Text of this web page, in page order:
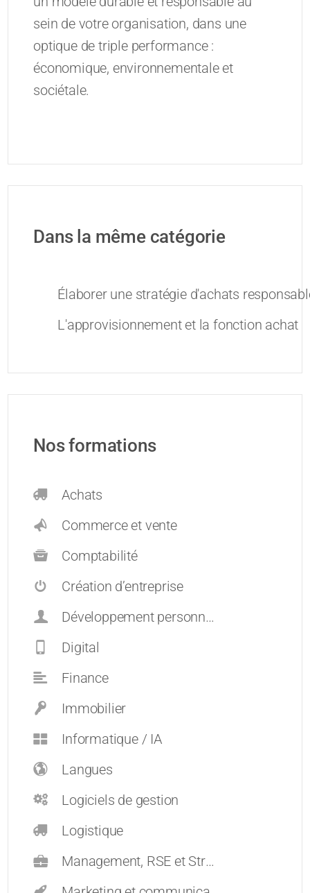
sein de votre organisation, dans une
optique de triple performance :
économique, environnementale et
sociétale.
Dans la même catégorie
Élaborer une stratégie d'achats
L'approvisionnement et la fonction achat
Nos formations
Achats
Commerce et vente
Comptabilité
Création d’entreprise
Développement personnel et carrières
Digital
Finance
Immobilier
Informatique / IA
Langues
Logiciels de gestion
Logistique
Management, RSE et Stratégie